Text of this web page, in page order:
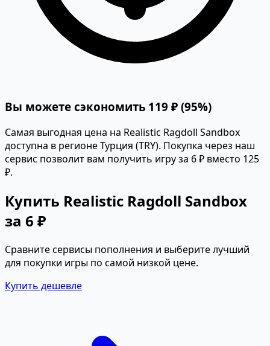
Вы можете сэкономить 119 ₽ (95%)
Самая выгодная цена на Realistic Ragdoll Sandbox
доступна в регионе Турция (TRY). Покупка через наш
сервис позволит вам получить игру за 6 ₽ вместо 125
₽.
Купить Realistic Ragdoll Sandbox
за 6 ₽
Сравните сервисы пополнения и выберите лучший
для покупки игры по самой низкой цене.
Купить дешевле